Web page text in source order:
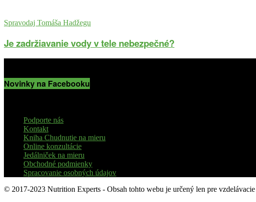
Spravodaj Tomáša Hadžegu
Je zadržiavanie vody v tele nebezpečné?
Novinky na Facebooku
Podporte nás
Kontakt
Kniha Chudnutie na mieru
Online konzultácie
Jedálniček na mieru
Obchodné podmienky
Spracovanie osobných údajov
© 2017-2023 Nutrition Experts - Obsah tohto webu je určený len pre